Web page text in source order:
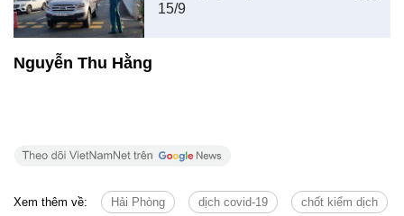
15/9
Nguyễn Thu Hằng
Xem thêm về: Hải Phòng dịch covid-19 chốt kiểm dịch